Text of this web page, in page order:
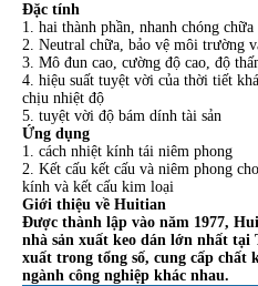
Đặc tính
1. hai thành phần, nhanh chóng chữa
2. Neutral chữa, bảo vệ môi trường
3. Mô đun cao, cường độ cao, độ
4. hiệu suất tuyệt vời của thời tiết
chịu nhiệt độ
5. tuyệt vời độ bám dính tài sản
Ứng dụng
1. cách nhiệt kính tái niêm phong
2. Kết cấu kết cấu và niêm phong
kính và kết cấu kim loại
Giới thiệu về Huitian
Được thành lập vào năm 1977,
nhà sản xuất keo dán lớn nhất tại
xuất trong tổng số, cung cấp chất
ngành công nghiệp khác nhau.